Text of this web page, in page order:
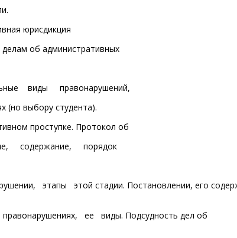
юрисдикция
об административных
виды правонарушений,
(но выбору студента).
проступке. Протокол об
содержание, порядок
этапы этой стадии. Постановлении, его
ее виды. Подсудность дел об